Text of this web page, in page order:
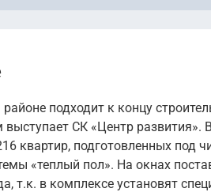
подходит к концу
СК «Центр развития».
квартир, подготовленных под
«теплый пол». На окнах
т.к. в комплексе установят